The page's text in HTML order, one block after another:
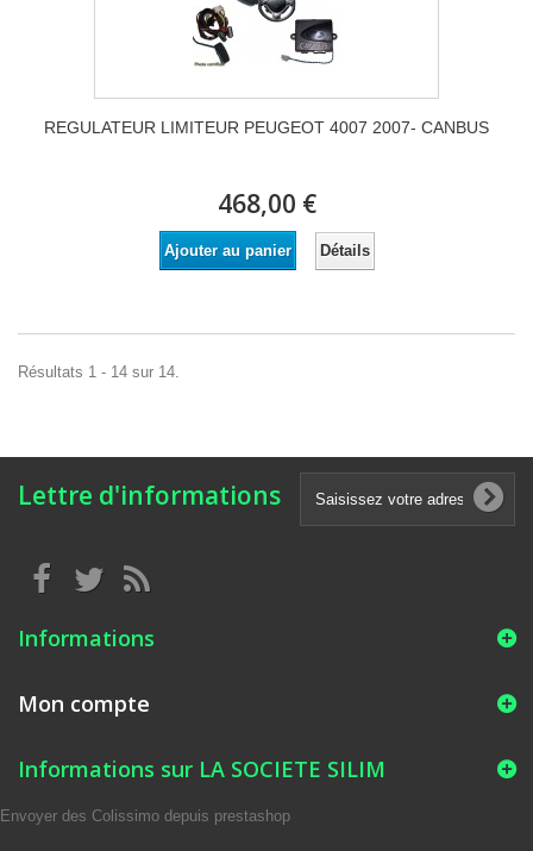
REGULATEUR LIMITEUR PEUGEOT 4007 2007- CANBUS
468,00 €
Ajouter au panier Détails
Résultats 1 - 14 sur 14.
Lettre d'informations
Informations
Mon compte
Informations sur LA SOCIETE SILIM
Envoyer des Colissimo depuis prestashop